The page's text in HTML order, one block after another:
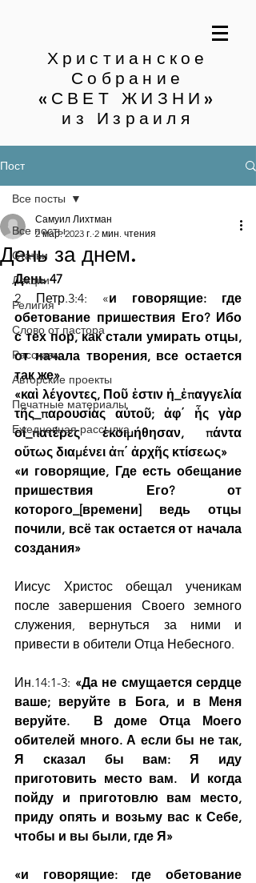
Христианское
Собрание
«СВЕТ ЖИЗНИ»
из Израиля
Пост
Все посты
Статьи
Лекции
Религия
Слово от пастора
Рассказы
Авторские проекты
Печатные материалы
Ежедневная рассылка
Все посты
День за днем.
Самуил Лихтман
2 мар. 2023 г. 2 мин. чтения
День 47
2 Петр.3:4: «и говорящие: где
обетование пришествия Его? Ибо
с тех пор, как стали умирать отцы,
от начала творения, все остается
так же»
«καὶ λέγοντες, Ποῦ ἐστιν ἡ_ἐπαγγελία
τῆς_παρουσίας αὐτοῦ; ἀφ΄ ἧς γὰρ
οἱ_πατέρες ἐκοιμήθησαν, πάντα
οὕτως διαμένει ἀπ΄ ἀρχῆς κτίσεως»
«и говорящие, Где есть обещание
пришествия Его? от
которого_[времени] ведь отцы
почили, всё так остается от начала
создания»
Иисус Христос обещал ученикам
после завершения Своего земного
служения, вернуться за ними и
привести в обители Отца Небесного.
Ин.14:1-3: «Да не смущается сердце
ваше; веруйте в Бога, и в Меня
веруйте.  В доме Отца Моего
обителей много. А если бы не так,
Я сказал бы вам: Я иду
приготовить место вам.  И когда
пойду и приготовлю вам место,
приду опять и возьму вас к Себе,
чтобы и вы были, где Я»
«и говорящие: где обетование